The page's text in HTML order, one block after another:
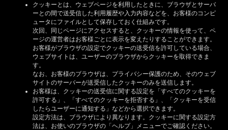
クッキーとは、ウェブページを利用したときに、ブラウザとサーバ
ーとの間で送受信した利用履歴や入力内容などを、お客様のコンピ
ュータにファイルとして保存しておく仕組みです。
次回、同じページにアクセスすると、クッキーの情報を使って、ペ
ージの運営者はお客様ごとに表示を変えたりすることができます。
お客様がブラウザの設定でクッキーの送受信を許可している場合、
ウェブサイトは、ユーザーのブラウザからクッキーを取得できま
す。
なお、お客様のブラウザは、プライバシー保護のため、そのウェブ
サイトのサーバーが送受信したクッキーのみを送信します。
お客様は、クッキーの送受信に関する設定を「すべてのクッキーを
許可する」、「すべてのクッキーを拒否する」、「クッキーを受信
したらユーザーに通知する」などから選択できます。
設定方法は、ブラウザにより異なります。クッキーに関する設定方
法は、お使いのブラウザの「ヘルプ」メニューでご確認ください。